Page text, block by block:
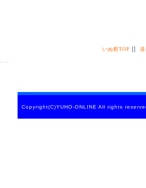
いぬ館TOP
Copyright(C)YUHO-ONLINE All rights